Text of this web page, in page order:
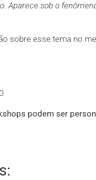
Aparece sob o
sobre esse tema no
podem ser